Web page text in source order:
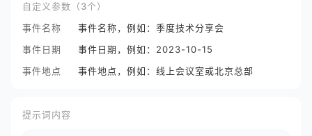
自定义参数（3个）
事件名称
事件名称，例如：季度技术分享会
事件日期
事件日期，例如：2023-10-15
事件地点
事件地点，例如：线上会议室或北京总部
提示词内容